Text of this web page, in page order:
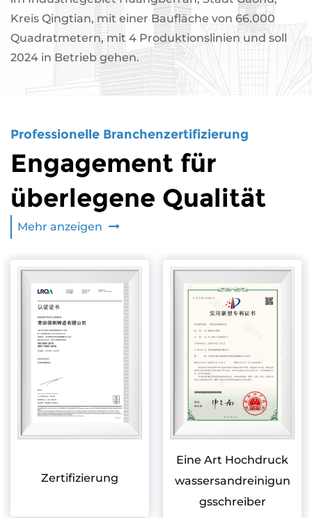
Kreis Qingtian, mit einer Baufläche von 66.000
Quadratmetern, mit 4 Produktionslinien und soll
2024 in Betrieb gehen.
Professionelle Branchenzertifizierung
Engagement für
überlegene Qualität
Mehr anzeigen
Zertifizierung
Eine Art Hochdruck
wassersandreinigun
gsschreiber